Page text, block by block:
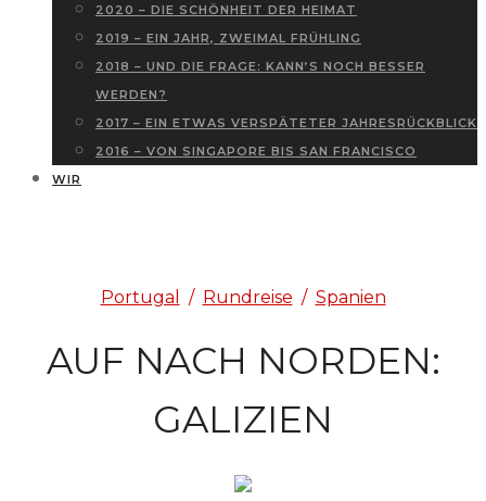
2020 – DIE SCHÖNHEIT DER HEIMAT
2019 – EIN JAHR, ZWEIMAL FRÜHLING
2018 – UND DIE FRAGE: KANN’S NOCH BESSER
WERDEN?
2017 – EIN ETWAS VERSPÄTETER JAHRESRÜCKBLICK
2016 – VON SINGAPORE BIS SAN FRANCISCO
WIR
Portugal / Rundreise / Spanien
AUF NACH NORDEN:
GALIZIEN